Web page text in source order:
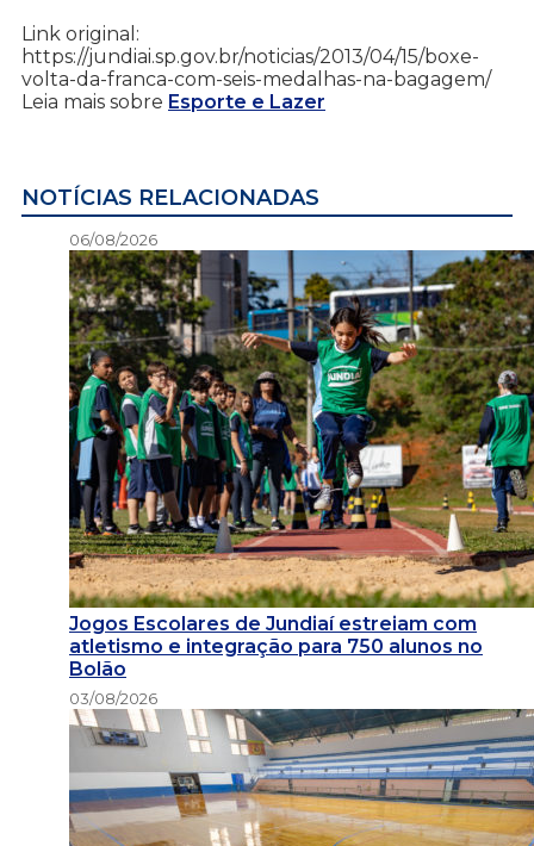
Link original:
https://jundiai.sp.gov.br/noticias/2013/04/15/boxe-
volta-da-franca-com-seis-medalhas-na-bagagem/
Leia mais sobre Esporte e Lazer
NOTÍCIAS RELACIONADAS
06/08/2026
Jogos Escolares de Jundiaí estreiam com
atletismo e integração para 750 alunos no
Bolão
03/08/2026